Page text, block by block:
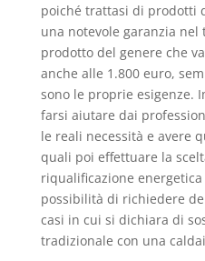
poiché trattasi di prodotti
una notevole garanzia nel
prodotto del genere che
anche alle 1.800 euro,
sono le proprie esigenze.
farsi aiutare dai
le reali necessità e avere
quali poi effettuare la
riqualificazione
possibilità di richiedere
casi in cui si dichiara di
tradizionale con una